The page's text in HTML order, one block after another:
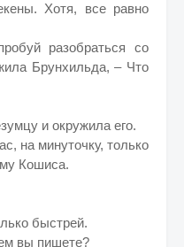
Хотя, все равно
разобраться со
Брунхильда, – Что
и окружила его.
на минуточку, только
Кошиса.
быстрей.
вы пишете?